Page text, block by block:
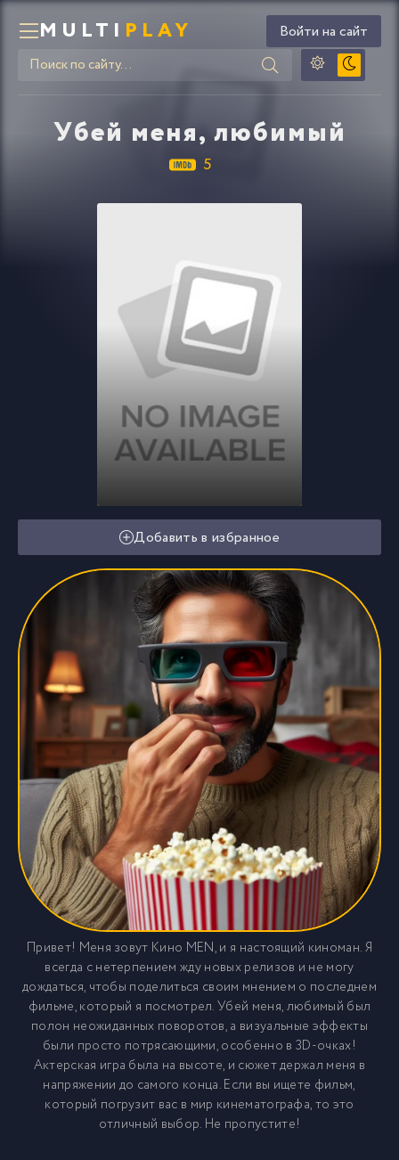
MULTI PLAY Войти на сайт
Убей меня, любимый
5
Добавить в избранное
Привет! Меня зовут Кино MEN, и я настоящий киноман. Я
всегда с нетерпением жду новых релизов и не могу
дождаться, чтобы поделиться своим мнением о последнем
фильме, который я посмотрел. Убей меня, любимый был
полон неожиданных поворотов, а визуальные эффекты
были просто потрясающими, особенно в 3D-очках!
Актерская игра была на высоте, и сюжет держал меня в
напряжении до самого конца. Если вы ищете фильм,
который погрузит вас в мир кинематографа, то это
отличный выбор. Не пропустите!